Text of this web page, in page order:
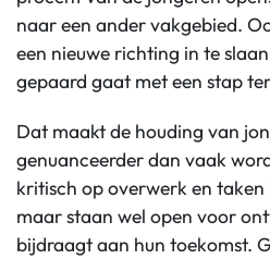
naar een ander vakgebied.
een nieuwe richting in te
gepaard gaat met een stap
Dat maakt de houding van
genuanceerder dan vaak
kritisch op overwerk en
maar staan wel open voor
bijdraagt aan hun toekomst.